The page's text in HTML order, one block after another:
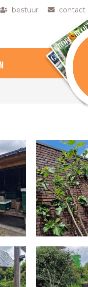
bestuur contact